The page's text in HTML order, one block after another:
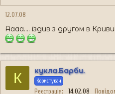
12.07.08
Аааа.... їздив з другом в
К кукла.Барби.
Користувач
Реєстрація 14.02.08